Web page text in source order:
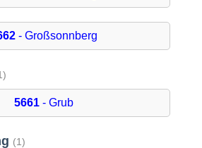
- Großsonnberg
5661- Grub
(1)